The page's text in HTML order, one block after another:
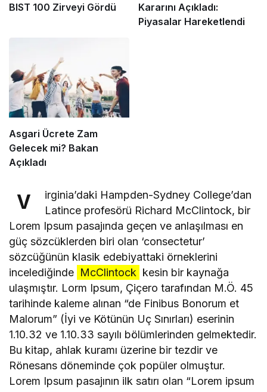
BIST 100 Zirveyi Gördü
Kararını Açıkladı:
Piyasalar Hareketlendi
Asgari Ücrete Zam
Gelecek mi? Bakan
Açıkladı
V
irginia’daki Hampden-Sydney College’dan
Latince profesörü Richard McClintock, bir
Lorem Ipsum pasajında geçen ve anlaşılması en
güç sözcüklerden biri olan ‘consectetur’
sözcüğünün klasik edebiyattaki örneklerini
incelediğinde McClintock kesin bir kaynağa
ulaşmıştır. Lorm Ipsum, Çiçero tarafından M.Ö. 45
tarihinde kaleme alınan “de Finibus Bonorum et
Malorum” (İyi ve Kötünün Uç Sınırları) eserinin
1.10.32 ve 1.10.33 sayılı bölümlerinden gelmektedir.
Bu kitap, ahlak kuramı üzerine bir tezdir ve
Rönesans döneminde çok popüler olmuştur.
Lorem Ipsum pasajının ilk satırı olan “Lorem ipsum